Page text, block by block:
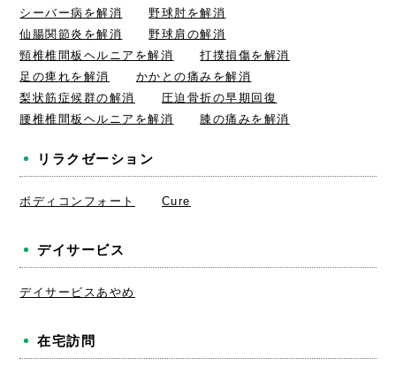
シーバー病を解消
野球肘を解消
仙腸関節炎を解消
野球肩の解消
頸椎椎間板ヘルニアを解消
打撲損傷を解消
足の痺れを解消
かかとの痛みを解消
梨状筋症候群の解消
圧迫骨折の早期回復
腰椎椎間板ヘルニアを解消
膝の痛みを解消
リラクゼーション
ボディコンフォート Cure
デイサービス
デイサービスあやめ
在宅訪問